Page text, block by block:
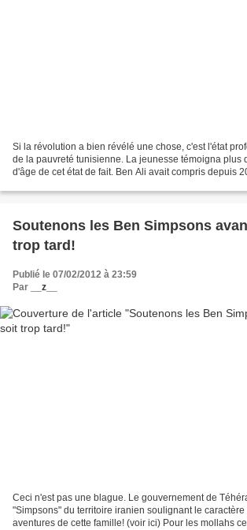
Si la révolution a bien révélé une chose, c'est l'état
de la pauvreté tunisienne. La jeunesse témoigna plus
d'âge de cet état de fait. Ben Ali avait compris depuis
Soutenons les Ben Simpsons
trop tard!
Publié le 07/02/2012 à 23:59
Par
__z__
Ceci n'est pas une blague. Le gouvernement de
"Simpsons" du territoire iranien soulignant le
aventures de cette famille! (voir ici) Pour les mollahs